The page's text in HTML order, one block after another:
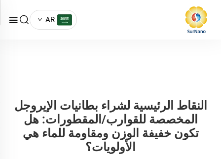
AR
النقاط الرئيسية لشراء بطانيات الإيروجل
المخصصة للقوارب/المقطورات: هل
تكون خفيفة الوزن ومقاومة للماء هي
الأولويات؟